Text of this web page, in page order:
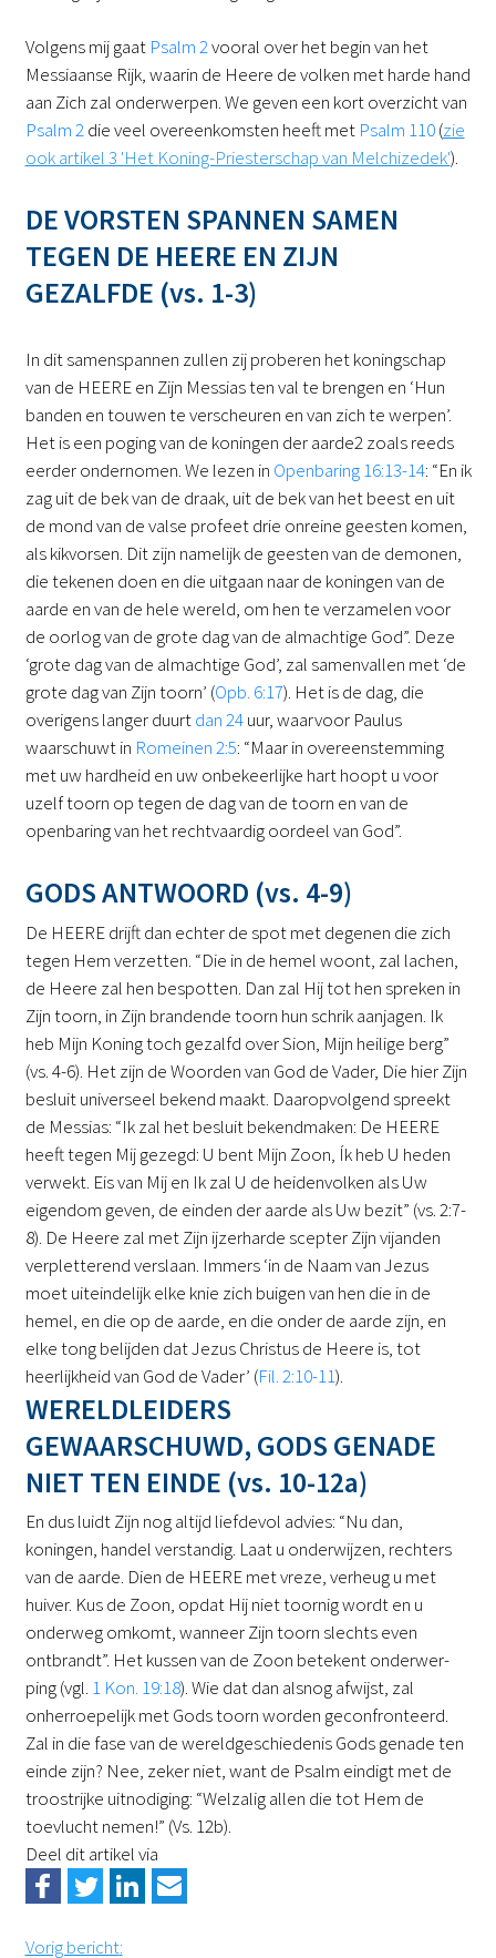
Volgens mij gaat Psalm 2vooral over het begin van het
Messiaanse Rijk, waarin de Heere de volken met harde hand
aan Zich zal onderwerpen. We geven een kort overzicht van
Psalm 2die veel overeenkomsten heeft met Psalm 110(zie
ook artikel 3 'Het Koning-Priesterschap van Melchizedek').
DE VORSTEN SPANNEN SAMEN
TEGEN DE HEERE EN ZIJN
GEZALFDE (vs. 1-3)
In dit samenspannen zullen zij proberen het koningschap
van de HEERE en Zijn Messias ten val te brengen en ‘Hun
banden en touwen te verscheuren en van zich te werpen’.
Het is een poging van de koningen der aarde2 zoals reeds
eerder ondernomen. We lezen in Openbaring 16:13-14: “En ik
zag uit de bek van de draak, uit de bek van het beest en uit
de mond van de valse profeet drie onreine geesten komen,
als kikvorsen. Dit zijn namelijk de geesten van de demonen,
die tekenen doen en die uitgaan naar de koningen van de
aarde en van de hele wereld, om hen te verzamelen voor
de oorlog van de grote dag van de almachtige God”. Deze
‘grote dag van de almachtige God’, zal samenvallen met ‘de
grote dag van Zijn toorn’ (Opb. 6:17). Het is de dag, die
overigens langer duurtdan 24uur, waarvoor Paulus
waarschuwt in Romeinen 2:5: “Maar in overeenstemming
met uw hardheid en uw onbekeerlijke hart hoopt u voor
uzelf toorn op tegen de dag van de toorn en van de
openbaring van het rechtvaardig oordeel van God”.
GODS ANTWOORD (vs. 4-9)
De HEERE drijft dan echter de spot met degenen die zich
tegen Hem verzetten. “Die in de hemel woont, zal lachen,
de Heere zal hen bespotten. Dan zal Hij tot hen spreken in
Zijn toorn, in Zijn brandende toorn hun schrik aanjagen. Ik
heb Mijn Koning toch gezalfd over Sion, Mijn heilige berg”
(vs. 4-6). Het zijn de Woorden van God de Vader, Die hier Zijn
besluit universeel bekend maakt. Daaropvolgend spreekt
de Messias: “Ik zal het besluit bekendmaken: De HEERE
heeft tegen Mij gezegd: U bent Mijn Zoon, Ík heb U heden
verwekt. Eis van Mij en Ik zal U de heidenvolken als Uw
eigendom geven, de einden der aarde als Uw bezit” (vs. 2:7-
8). De Heere zal met Zijn ijzerharde scepter Zijn vijanden
verpletterend verslaan. Immers ‘in de Naam van Jezus
moet uiteindelijk elke knie zich buigen van hen die in de
hemel, en die op de aarde, en die onder de aarde zijn, en
elke tong belijden dat Jezus Christus de Heere is, tot
heerlijkheid van God de Vader’ (Fil. 2:10-11).
WERELDLEIDERS
GEWAARSCHUWD, GODS GENADE
NIET TEN EINDE (vs. 10-12a)
En dus luidt Zijn nog altijd liefdevol advies: “Nu dan,
koningen, handel verstandig. Laat u onderwijzen, rechters
van de aarde. Dien de HEERE met vreze, verheug u met
huiver. Kus de Zoon, opdat Hij niet toornig wordt en u
onderweg omkomt, wanneer Zijn toorn slechts even
ontbrandt”. Het kussen van de Zoon betekent onderwer-
ping (vgl. 1 Kon. 19:18). Wie dat dan alsnog afwijst, zal
onherroepelijk met Gods toorn worden geconfronteerd.
Zal in die fase van de wereldgeschiedenis Gods genade ten
einde zijn? Nee, zeker niet, want de Psalm eindigt met de
troostrijke uitnodiging: “Welzalig allen die tot Hem de
toevlucht nemen!” (Vs. 12b).
Deel dit artikel via
Vorig bericht: